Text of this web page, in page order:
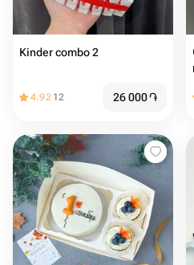
Kinder combo 2
4.92 12 26 000֏